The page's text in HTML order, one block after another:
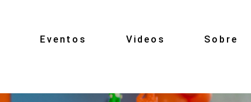
Eventos Videos Sobre